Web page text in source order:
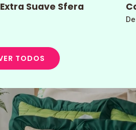
Suave Sfera
TODOS